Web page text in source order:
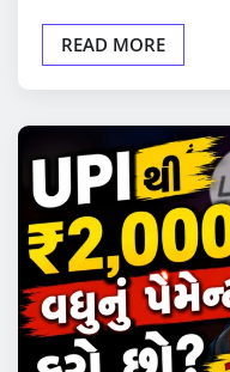
READ MORE